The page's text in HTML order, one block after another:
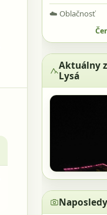
☁️ Oblačnosť
Aktuálny
Lysá